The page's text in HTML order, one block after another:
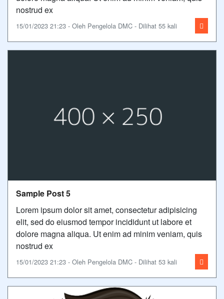
nostrud ex
15/01/2023 21:23 - Oleh Pengelola DMC - Dilihat 55 kali
Sample Post 5
Lorem ipsum dolor sit amet, consectetur adipisicing
elit, sed do eiusmod tempor incididunt ut labore et
dolore magna aliqua. Ut enim ad minim veniam, quis
nostrud ex
15/01/2023 21:23 - Oleh Pengelola DMC - Dilihat 53 kali